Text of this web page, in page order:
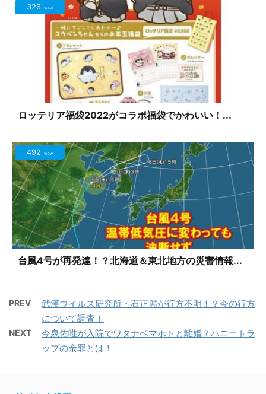
326 view
ロッテリア福袋2022がコラボ福袋でかわいい！...
492 view
台風4号が再発達！？北海道＆東北地方の災害情報...
PREV
武漢ウイルス研究所・石正麗が行方不明！？今の行方
について調査！
NEXT
今泉佑唯が入院でワタナベマホトと離婚？ハニートラ
ップの余罪とは！